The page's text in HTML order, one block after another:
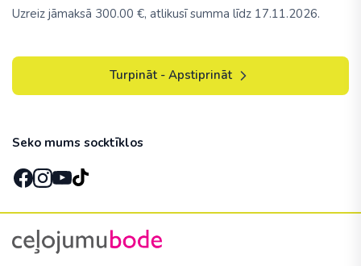
Uzreiz jāmaksā 300.00 €, atlikusī summa līdz 17.11.2026.
Turpināt - Apstiprināt
Seko mums socktīklos